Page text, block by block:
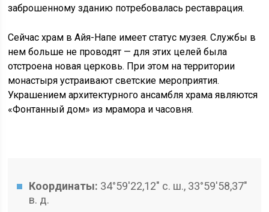
заброшенному зданию потребовалась реставрация.
Сейчас храм в Айя-Напе имеет статус музея. Службы в
нем больше не проводят — для этих целей была
отстроена новая церковь. При этом на территории
монастыря устраивают светские мероприятия.
Украшением архитектурного ансамбля храма являются
«Фонтанный дом» из мрамора и часовня.
Координаты: 34°59′22,12″ с. ш., 33°59′58,37″
в. д.